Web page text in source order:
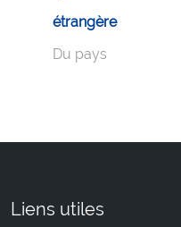
étrangère
Du pays
Liens utiles